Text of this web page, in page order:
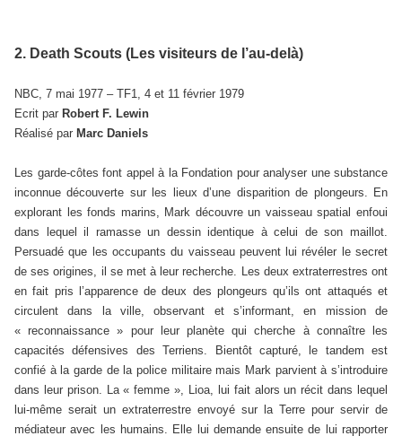
2. Death Scouts (Les visiteurs de l’au-delà)
NBC, 7 mai 1977 – TF1, 4 et 11 février 1979
Ecrit par Robert F. Lewin
Réalisé par Marc Daniels
Les garde-côtes font appel à la Fondation pour analyser une substance
inconnue découverte sur les lieux d’une disparition de plongeurs. En
explorant les fonds marins, Mark découvre un vaisseau spatial enfoui
dans lequel il ramasse un dessin identique à celui de son maillot.
Persuadé que les occupants du vaisseau peuvent lui révéler le secret
de ses origines, il se met à leur recherche. Les deux extraterrestres ont
en fait pris l’apparence de deux des plongeurs qu’ils ont attaqués et
circulent dans la ville, observant et s’informant, en mission de
« reconnaissance » pour leur planète qui cherche à connaître les
capacités défensives des Terriens. Bientôt capturé, le tandem est
confié à la garde de la police militaire mais Mark parvient à s’introduire
dans leur prison. La « femme », Lioa, lui fait alors un récit dans lequel
lui-même serait un extraterrestre envoyé sur la Terre pour servir de
médiateur avec les humains. Elle lui demande ensuite de lui rapporter